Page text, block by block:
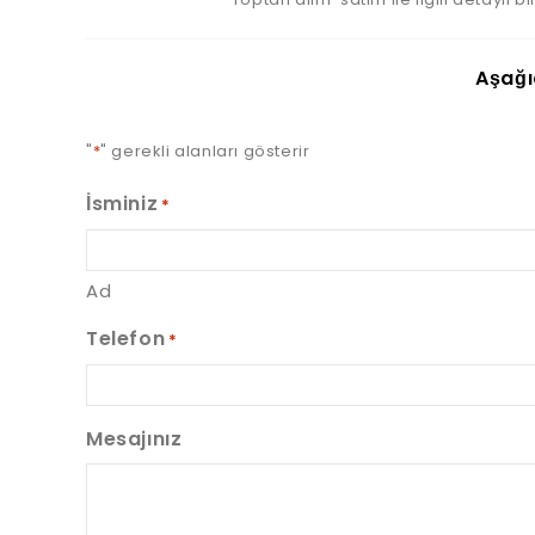
"*" gerekli alanları gösterir
İsminiz *
Ad
Telefon *
Mesajınız